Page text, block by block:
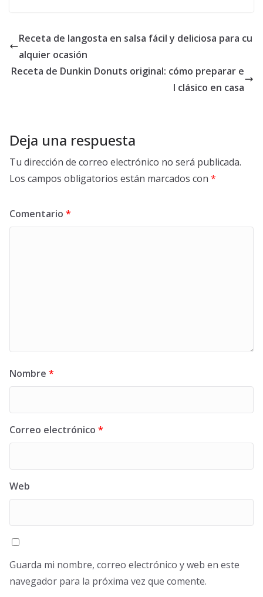
Receta de langosta en salsa fácil y deliciosa para cu
alquier ocasión
Receta de Dunkin Donuts original: cómo preparar e
l clásico en casa
Deja una respuesta
Tu dirección de correo electrónico no será publicada.
Los campos obligatorios están marcados con *
Comentario *
Nombre *
Correo electrónico *
Web
Guarda mi nombre, correo electrónico y web en este
navegador para la próxima vez que comente.